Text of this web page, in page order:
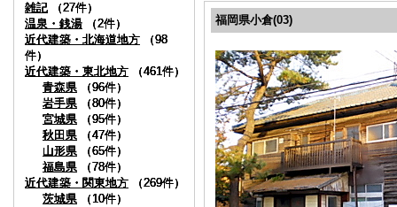
雑記 （27件）
温泉・銭湯 （2件）
近代建築・北海道地方 （98
件）
近代建築・東北地方 （461件）
青森県 （96件）
岩手県 （80件）
宮城県 （95件）
秋田県 （47件）
山形県 （65件）
福島県 （78件）
近代建築・関東地方 （269件）
茨城県 （10件）
雑記 （27件）
温泉・銭湯 （2件）
近代建築・北海道地方 （98
件）
近代建築・東北地方 （461件）
青森県 （96件）
岩手県 （80件）
宮城県 （95件）
秋田県 （47件）
山形県 （65件）
福島県 （78件）
近代建築・関東地方 （269件）
茨城県 （10件）
福岡県小倉(03)
雑記 （27件）
温泉・銭湯 （2件）
近代建築・北海道地方 （98
件）
近代建築・東北地方 （461件）
青森県 （96件）
岩手県 （80件）
宮城県 （95件）
秋田県 （47件）
山形県 （65件）
福島県 （78件）
近代建築・関東地方 （269件）
茨城県 （10件）
雑記 （27件）
温泉・銭湯 （2件）
近代建築・北海道地方 （98
件）
近代建築・東北地方 （461件）
青森県 （96件）
岩手県 （80件）
宮城県 （95件）
秋田県 （47件）
山形県 （65件）
福島県 （78件）
近代建築・関東地方 （269件）
茨城県 （10件）